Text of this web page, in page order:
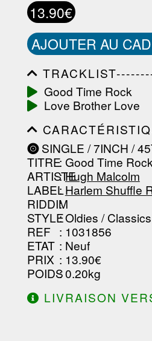
13.90€
AJOUTER AU
-------------------
Good Time Rock
Love Brother Love
SINGLE / 7INCH /
TITRE: Good Time Rock
ARTISTE
:Hugh Malcolm
LABEL
:Harlem Shuffle
RIDDIM
:
STYLE: Oldies / Classics
REF : 1031856
ETAT : Neuf
PRIX : 13.90€
POIDS: 0.20kg
LIVRAISON